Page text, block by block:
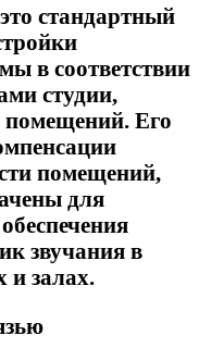
стандартный
в соответствии
студии,
помещений. Его
помещений,
для
звучания в
и залах.